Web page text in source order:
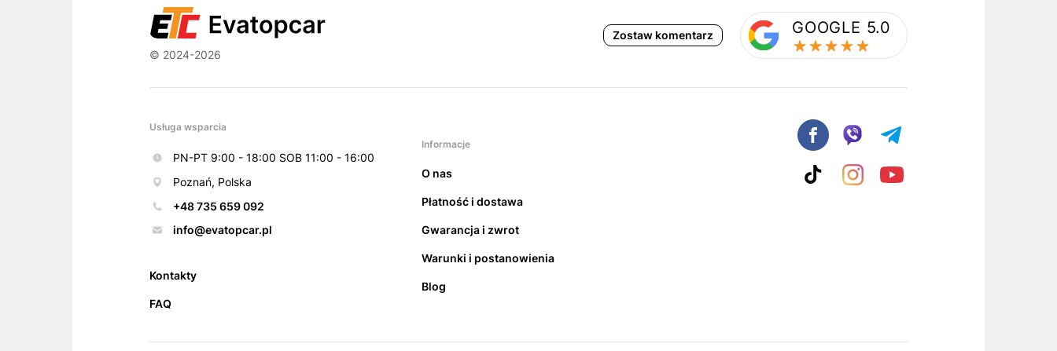
© 2024-2026
Zostaw komentarz GOOGLE 5.0
Usługa wsparcia
PN-PT 9:00 - 18:00 SOB 11:00 - 16:00
Poznań, Polska
+48 735 659 092
info@evatopcar.pl
Kontakty
FAQ
Informacje
O nas
Płatność i dostawa
Gwarancja i zwrot
Warunki i postanowienia
Blog